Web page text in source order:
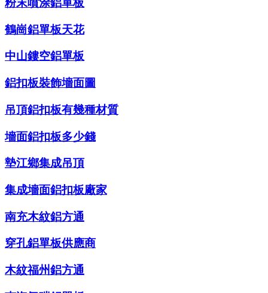
粉末噴涂鋁單板
鶴崗鋁單板天花
中山鏤空鋁單板
鋁扣板裝飾墻面圖
吊頂鋁扣板有幾種材質
墻面鋁扣板多少錢
墊江鄉集成吊頂
集成墻面鋁扣板廠家
南充木紋鋁方通
穿孔鋁單板供應商
木紋福州鋁方通